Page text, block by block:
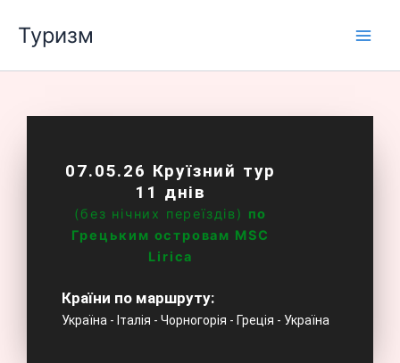
вмісту
Туризм
07.05.26 Круїзний тур
11 днів
(без нічних переїздів) по
Грецьким островам MSC
Lirica
Країни по маршруту:
Україна - Італія - Чорногорія - Греція - Україна